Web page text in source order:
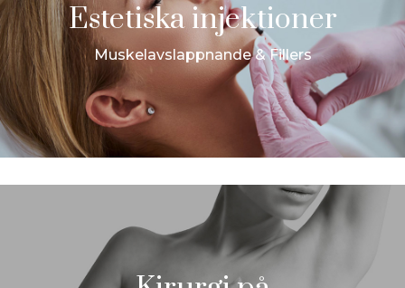
Estetiska injektioner
Muskelavslappnande & Fillers